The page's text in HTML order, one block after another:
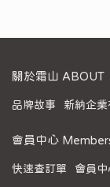
關於霜山 ABOUT
品牌故事 新納企
會員中心
快速查訂單 會員中